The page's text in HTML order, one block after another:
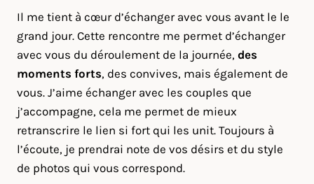
Il me tient à cœur d’échanger avec vous avant le le
grand jour. Cette rencontre me permet d’échanger
avec vous du déroulement de la journée, des
moments forts, des convives, mais également de
vous. J’aime échanger avec les couples que
j’accompagne, cela me permet de mieux
retranscrire le lien si fort qui les unit. Toujours à
l’écoute, je prendrai note de vos désirs et du style
de photos qui vous correspond.